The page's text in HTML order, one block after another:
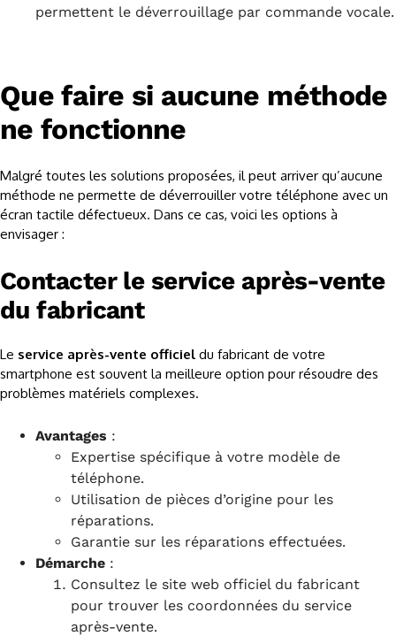
permettent le déverrouillage par commande vocale.
Que faire si aucune méthode
ne fonctionne
Malgré toutes les solutions proposées, il peut arriver qu’aucune
méthode ne permette de déverrouiller votre téléphone avec un
écran tactile défectueux. Dans ce cas, voici les options à
envisager :
Contacter le service après-vente
du fabricant
Le service après-vente officiel du fabricant de votre
smartphone est souvent la meilleure option pour résoudre des
problèmes matériels complexes.
Avantages :
Expertise spécifique à votre modèle de
téléphone.
Utilisation de pièces d’origine pour les
réparations.
Garantie sur les réparations effectuées.
Démarche :
Consultez le site web officiel du fabricant
pour trouver les coordonnées du service
après-vente.